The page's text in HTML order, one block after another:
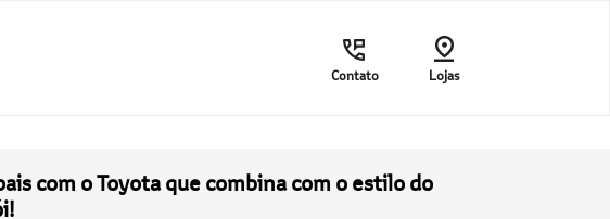
Contato Lojas
com o Toyota que combina com o estilo do